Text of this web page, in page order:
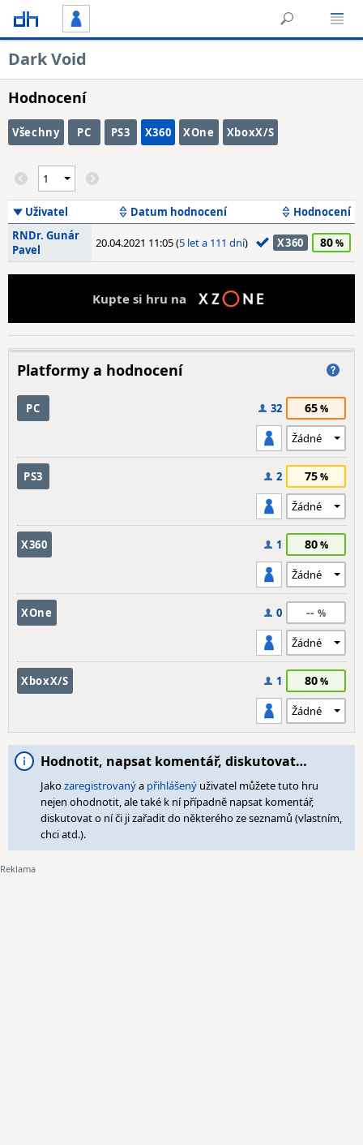
Dark Void
Hodnocení
Všechny PC PS3 X360 XOne XboxX/S
Uživatel Datum hodnocení
Hodnocení
RNDr. Gunár
Pavel
20.04.2021 11:05 (5 let a 111 dní) X360 80
Kupte si hru na
Platformy a hodnocení
PC 32 65
PS3 2 75
X360 1 80
XOne 0 --
XboxX/S 1 80
Hodnotit, napsat komentář, diskutovat…
Jakozaregistrovanýa přihlášený uživatel můžete tuto hru
nejen ohodnotit, ale také k ní případně napsat komentář,
diskutovat o ní či ji zařadit do některého ze seznamů (vlastním,
chci atd.).